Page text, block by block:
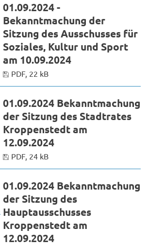
01.09.2024 -
Bekanntmachung der
Sitzung des Ausschusses für
Soziales, Kultur und Sport
am 10.09.2024
PDF, 22 kB
01.09.2024 Bekanntmachung
der Sitzung des Stadtrates
Kroppenstedt am
12.09.2024
PDF, 24 kB
01.09.2024 Bekanntmachung
der Sitzung des
Hauptausschusses
Kroppenstedt am
12.09.2024